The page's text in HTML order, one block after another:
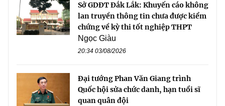
Sở GDĐT Đắk Lắk: Khuyến cáo không
lan truyền thông tin chưa được kiểm
chứng về kỳ thi tốt nghiệp THPT
Ngọc Giàu
20:34 03/08/2026
Đại tướng Phan Văn Giang trình
Quốc hội sửa chức danh, hạn tuổi sĩ
quan quân đội